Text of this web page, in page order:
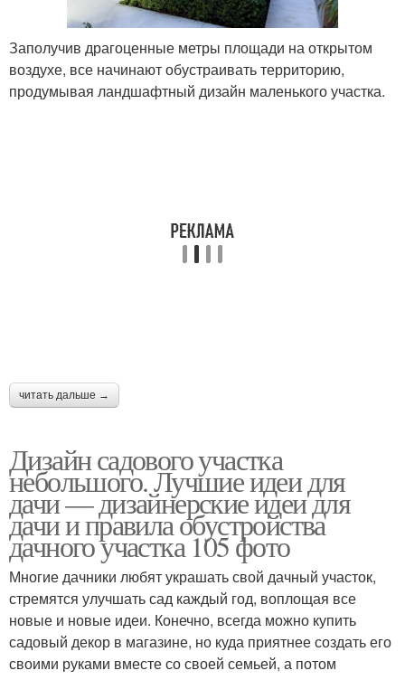
Заполучив драгоценные метры площади на открытом
воздухе, все начинают обустраивать территорию,
продумывая ландшафтный дизайн маленького участка.
читать дальше →
Дизайн садового участка
небольшого. Лучшие идеи для
дачи — дизайнерские идеи для
дачи и правила обустройства
дачного участка 105 фото
Многие дачники любят украшать свой дачный участок,
стремятся улучшать сад каждый год, воплощая все
новые и новые идеи. Конечно, всегда можно купить
садовый декор в магазине, но куда приятнее создать его
своими руками вместе со своей семьей, а потом